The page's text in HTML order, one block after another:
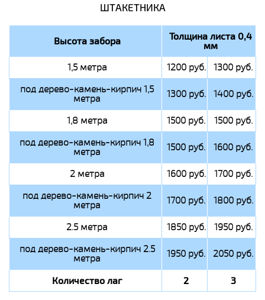
ШТАКЕТНИКА
Высота забора Толщина листа 0,4
мм
1,5 метра 1200 руб.
1300 руб.
под дерево-камень-кирпич 1,5
метра 1300 руб. 1400 руб.
1,8 метра 1500 руб.
1500 руб.
под дерево-камень-кирпич 1,8
метра 1500 руб. 1600 руб.
2 метра 1600 руб.
1700 руб.
под дерево-камень-кирпич 2
метра 1700 руб. 1800 руб.
2.5 метра 1850 руб.
1950 руб.
под дерево-камень-кирпич 2.5
метра 1950 руб. 2050 руб.
Количество лаг 2 3